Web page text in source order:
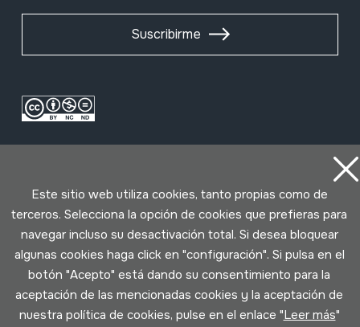
Suscribirme
Condiciones de uso
Política de privacidad
Política de cookies
Este sitio web utiliza cookies, tanto propias como de
terceros. Selecciona la opción de cookies que prefieras para
navegar incluso su desactivación total. Si desea bloquear
algunas cookies haga click en "configuración". Si pulsa en el
botón "Acepto" está dando su consentimiento para la
aceptación de las mencionadas cookies y la aceptación de
nuestra política de cookies, pulse en el enlace "Leer más"